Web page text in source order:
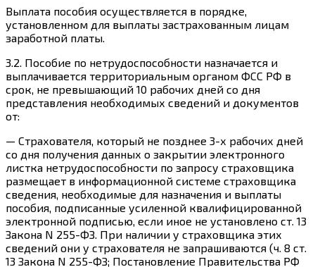
Выплата пособия осуществляется в порядке
установленном для выплаты застрахованным лицам
заработной платы.
3.2. Пособие по нетрудоспособности назначается и
выплачивается территориальным органом ФСС РФ в
срок, не превышающий 10 рабочих дней со дня
представления необходимых сведений и документов
от:
— Страхователя , который не позднее 3-х рабочих дней
со дня получения данных о закрытии электронного
листка нетрудоспособности по запросу страховщика
размещает в информационной системе страховщика
сведения , необходимые для назначения и выплаты
пособия, подписанные усиленной квалифицированной
электронной подписью, если иное не установлено ст. 13
Закона N 255-ФЗ. При наличии у страховщика этих
сведений они у страхователя не запрашиваются (ч. 8 ст.
13 Закона N 255-ФЗ; Постановление Правительства РФ